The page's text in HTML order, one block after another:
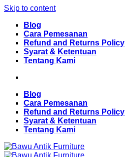
Skip to content
Blog
Cara Pemesanan
Refund and Returns Policy
Syarat & Ketentuan
Tentang Kami
Blog
Cara Pemesanan
Refund and Returns Policy
Syarat & Ketentuan
Tentang Kami